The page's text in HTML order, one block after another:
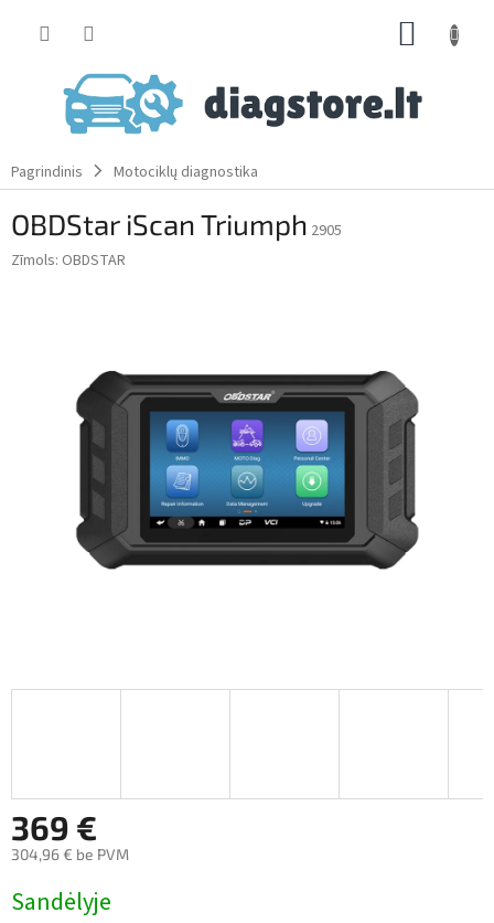
Pagrindinis Motociklų diagnostika
OBDStar iScan Triumph 2905
Zīmols: OBDSTAR
369 €
304,96 € be PVM
price:
Sandėlyje